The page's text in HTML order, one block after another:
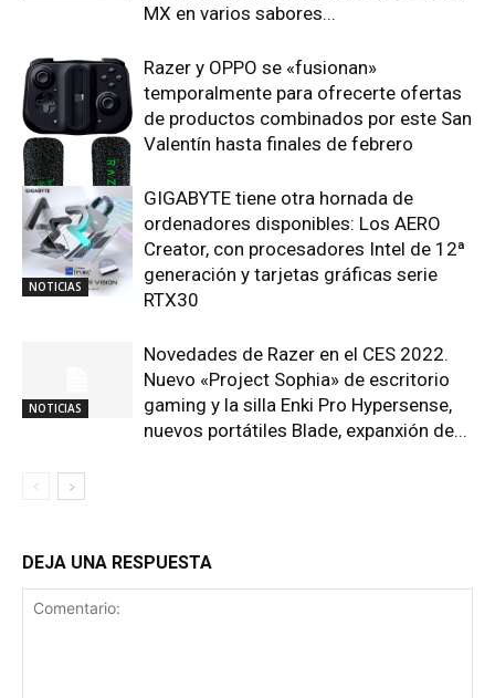
MX en varios sabores...
NOTICIAS
Razer y OPPO se «fusionan»
temporalmente para ofrecerte ofertas
de productos combinados por este San
Valentín hasta finales de febrero
NOTICIAS
GIGABYTE tiene otra hornada de
ordenadores disponibles: Los AERO
Creator, con procesadores Intel de 12ª
generación y tarjetas gráficas serie
RTX30
NOTICIAS
Novedades de Razer en el CES 2022.
Nuevo «Project Sophia» de escritorio
gaming y la silla Enki Pro Hypersense,
nuevos portátiles Blade, expanxión de...
DEJA UNA RESPUESTA